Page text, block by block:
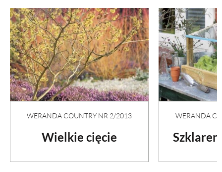
WERANDA COUNTRY NR 2/2013
Wielkie cięcie
WERANDA